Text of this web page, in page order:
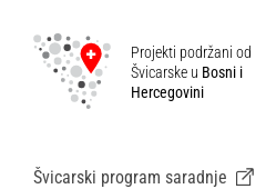
Projekti podržani od
Švicarske u Bosni i
Hercegovini
Švicarski program saradnje